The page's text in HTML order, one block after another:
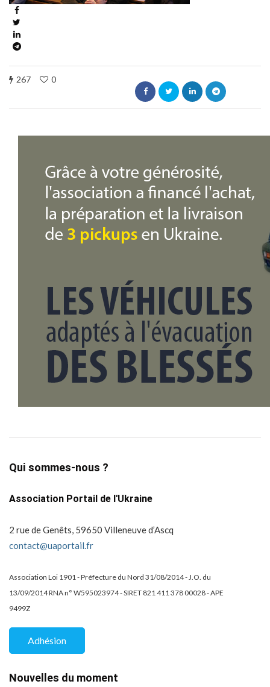
267 0
Qui sommes-nous ?
Association Portail de l'Ukraine
2 rue de Genêts, 59650 Villeneuve d’Ascq
contact@uaportail.fr
Association Loi 1901 - Préfecture du Nord 31/08/2014 - J.O. du
13/09/2014 RNA n° W595023974 - SIRET 821 411 378 00028 - APE
9499Z
Adhésion
Nouvelles du moment